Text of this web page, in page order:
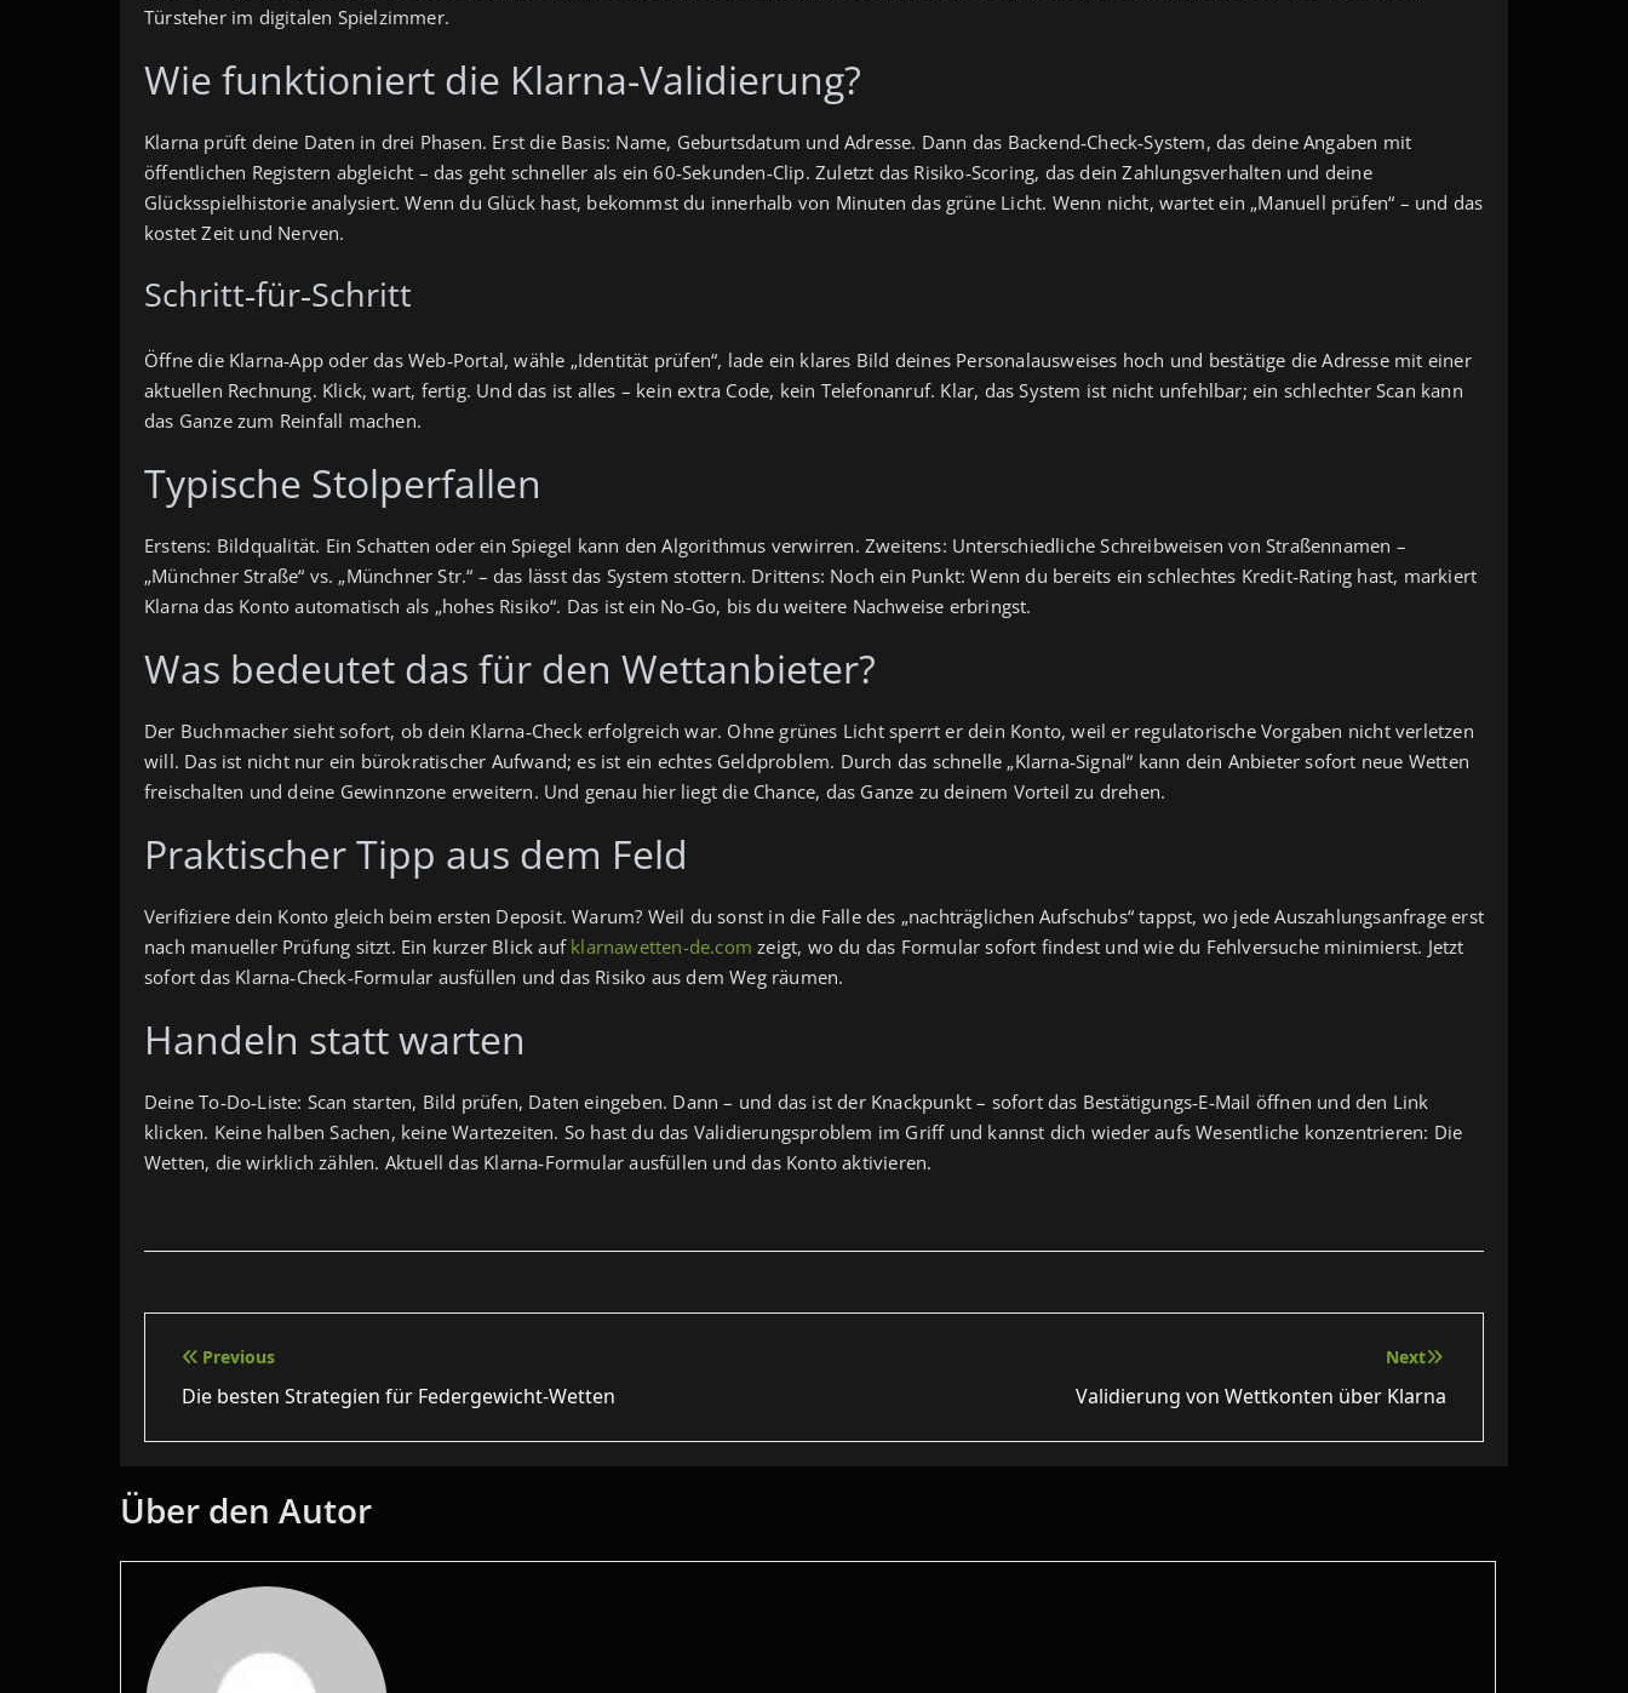
Türsteher im digitalen Spielzimmer.
Wie funktioniert die Klarna-Validierung?
Klarna prüft deine Daten in drei Phasen. Erst die Basis: Name, Geburtsdatum und Adresse. Dann das Backend‑Check‑System, das deine Angaben mit
öffentlichen Registern abgleicht – das geht schneller als ein 60‑Sekunden‑Clip. Zuletzt das Risiko‑Scoring, das dein Zahlungsverhalten und deine
Glücksspielhistorie analysiert. Wenn du Glück hast, bekommst du innerhalb von Minuten das grüne Licht. Wenn nicht, wartet ein „Manuell prüfen“ – und das
kostet Zeit und Nerven.
Schritt‑für‑Schritt
Öffne die Klarna‑App oder das Web‑Portal, wähle „Identität prüfen“, lade ein klares Bild deines Personalausweises hoch und bestätige die Adresse mit einer
aktuellen Rechnung. Klick, wart, fertig. Und das ist alles – kein extra Code, kein Telefonanruf. Klar, das System ist nicht unfehlbar; ein schlechter Scan kann
das Ganze zum Reinfall machen.
Typische Stolperfallen
Erstens: Bildqualität. Ein Schatten oder ein Spiegel kann den Algorithmus verwirren. Zweitens: Unterschiedliche Schreibweisen von Straßennamen –
„Münchner Straße“ vs. „Münchner Str.“ – das lässt das System stottern. Drittens: Noch ein Punkt: Wenn du bereits ein schlechtes Kredit‑Rating hast, markiert
Klarna das Konto automatisch als „hohes Risiko“. Das ist ein No‑Go, bis du weitere Nachweise erbringst.
Was bedeutet das für den Wettanbieter?
Der Buchmacher sieht sofort, ob dein Klarna‑Check erfolgreich war. Ohne grünes Licht sperrt er dein Konto, weil er regulatorische Vorgaben nicht verletzen
will. Das ist nicht nur ein bürokratischer Aufwand; es ist ein echtes Geldproblem. Durch das schnelle „Klarna‑Signal“ kann dein Anbieter sofort neue Wetten
freischalten und deine Gewinnzone erweitern. Und genau hier liegt die Chance, das Ganze zu deinem Vorteil zu drehen.
Praktischer Tipp aus dem Feld
Verifiziere dein Konto gleich beim ersten Deposit. Warum? Weil du sonst in die Falle des „nachträglichen Aufschubs“ tappst, wo jede Auszahlungsanfrage erst
nach manueller Prüfung sitzt. Ein kurzer Blick auf klarnawetten-de.com zeigt, wo du das Formular sofort findest und wie du Fehlversuche minimierst. Jetzt
sofort das Klarna‑Check‑Formular ausfüllen und das Risiko aus dem Weg räumen.
Handeln statt warten
Deine To‑Do‑Liste: Scan starten, Bild prüfen, Daten eingeben. Dann – und das ist der Knackpunkt – sofort das Bestätigungs‑E‑Mail öffnen und den Link
klicken. Keine halben Sachen, keine Wartezeiten. So hast du das Validierungsproblem im Griff und kannst dich wieder aufs Wesentliche konzentrieren: Die
Wetten, die wirklich zählen. Aktuell das Klarna‑Formular ausfüllen und das Konto aktivieren.
Beitragsnavigation
Previous
Die besten Strategien für Federgewicht-Wetten
Next
Validierung von Wettkonten über Klarna
Über den Autor